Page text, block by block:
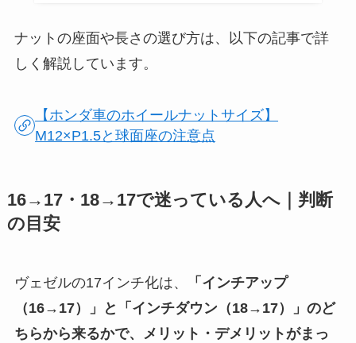
ナットの座面や長さの選び方は、以下の記事で詳
しく解説しています。
【ホンダ車のホイールナットサイズ】
M12×P1.5と球面座の注意点
16→17・18→17で迷っている人へ｜判断
の目安
ヴェゼルの17インチ化は、
「インチアップ
（16→17）」と「インチダウン（18→17）」のど
ちらから来るかで、メリット・デメリットがまっ